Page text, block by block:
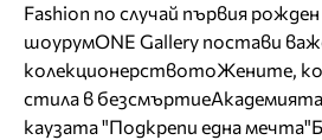
Fashion по случай първия
шоурумONE Gallery постави
колекционерствотоЖените,
стила в безсмъртие
каузата "Подкрепи една мечта"